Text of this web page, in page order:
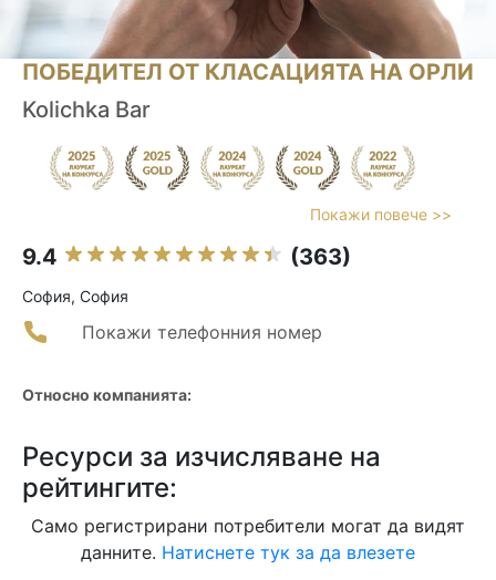
ПОБЕДИТЕЛ ОТ КЛАСАЦИЯТА НА ОРЛИ
Kolichka Bar
Покажи повече >>
9.4 (363)
София, София
Покажи телефонния номер
Относно компанията:
Ресурси за изчисляване на
рейтингите:
Само регистрирани потребители могат да видят
данните. Натиснете тук за да влезете